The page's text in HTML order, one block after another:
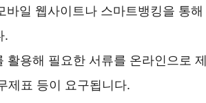
바일 웹사이트나 스마트뱅킹을 통
.
활용해 필요한 서류를 온라인으로
제표 등이 요구됩니다.